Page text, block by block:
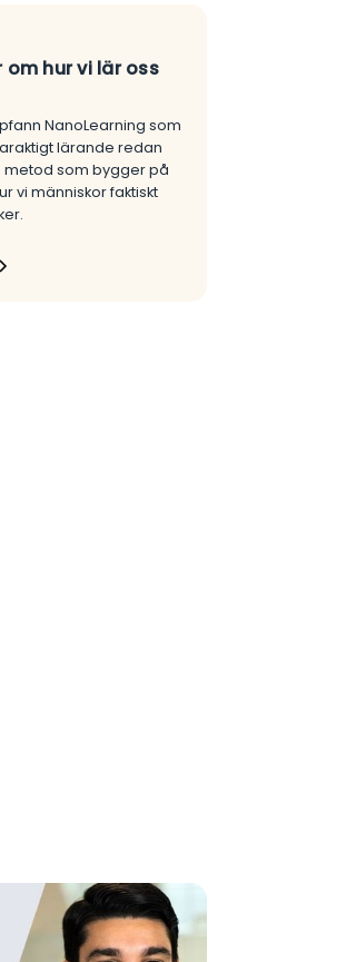
hur vi lär oss
NanoLearning som
lärande redan
metod som bygger på
vi människor faktiskt